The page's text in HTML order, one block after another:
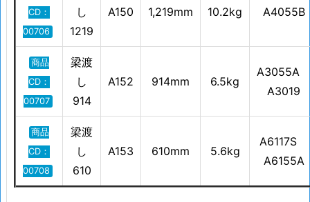
CD：
00706
し
1219
A150 1,219mm 10.2kg A4055B
商品
CD：
00707
梁渡
し
914
A152 914mm 6.5kg
A3055A
A3019
商品
CD：
00708
梁渡
し
610
A153 610mm 5.6kg
A6117S
A6155A